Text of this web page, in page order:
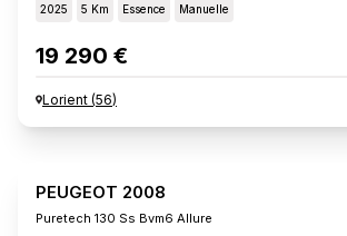
2025 5 Km Essence Manuelle
19 290 €
Lorient (56)
PEUGEOT 2008
Puretech 130 Ss Bvm6 Allure